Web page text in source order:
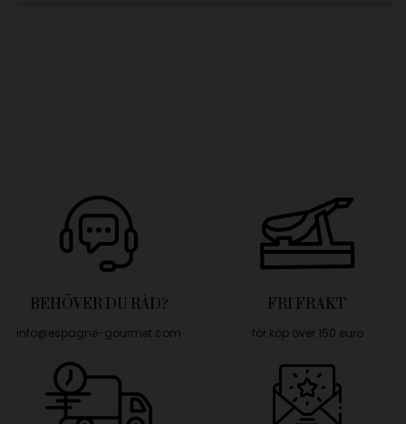
BEHÖVER DU RÅD?
info@espagne-gourmet.com
FRI FRAKT
för köp över 150 euro